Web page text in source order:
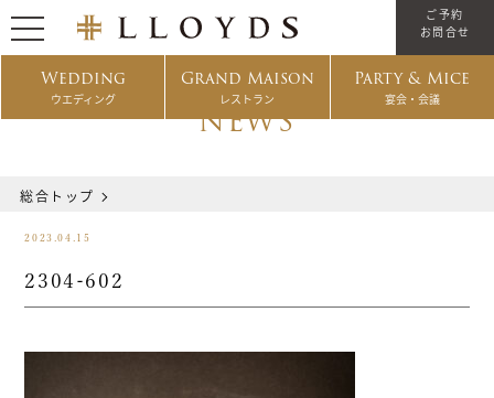
Wedding
ウエディング
Grand Maison
レストラン
Party & Mice
宴会・会議
ご予約
お問合せ
NEWS
総合トップ
2023.04.15
2304-602